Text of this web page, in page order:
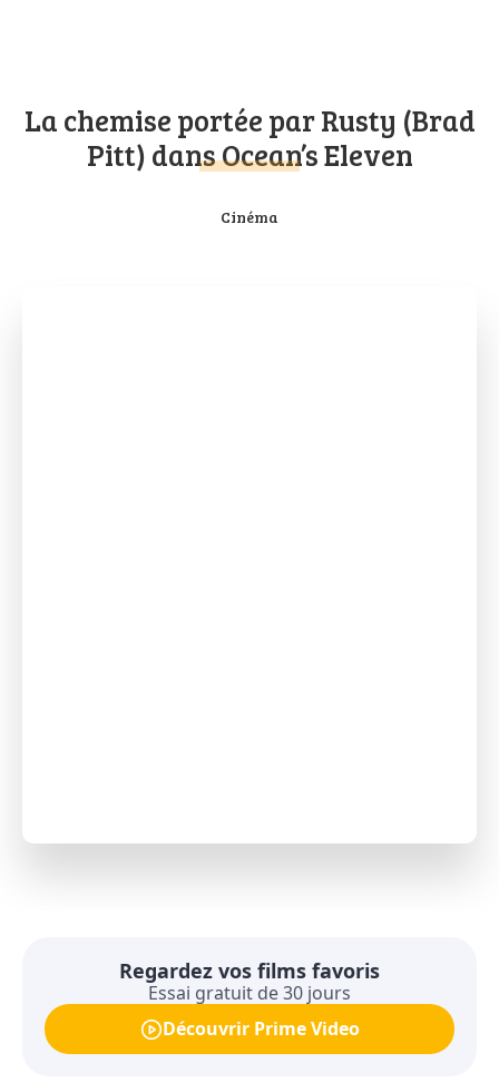
La chemise portée par Rusty (Brad
Pitt) dans Ocean’s Eleven
Cinéma
Regardez vos films favoris
Essai gratuit de 30 jours
Découvrir Prime Video